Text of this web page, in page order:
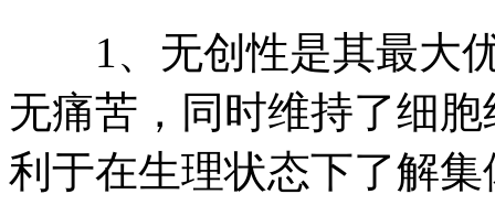
1、无创性是其最大优
无痛苦，同时维持了细
利于在生理状态下了解